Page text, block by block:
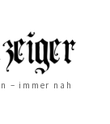
– immer nah